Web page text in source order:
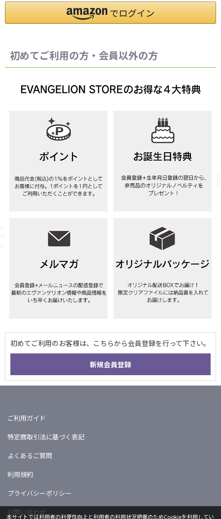
初めてご利用の方・会員以外の方
ご利用ガイド
特定商取引法に基づく表記
よくあるご質問
利用規約
プライバシーポリシー
お問い合わせ
本サイトでは利用者の利便性向上と利用者の利用状況把握のためCookieを利用してい